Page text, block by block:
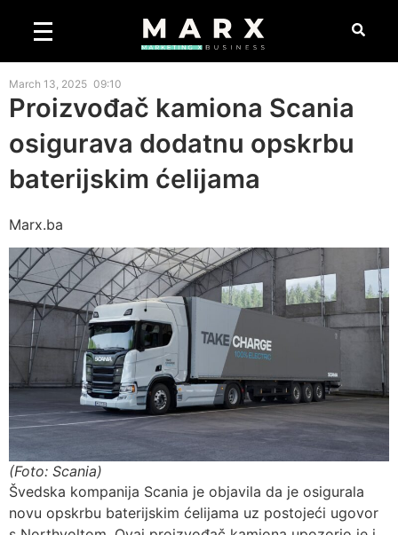
March 13, 2025 09:10
Proizvođač kamiona Scania
osigurava dodatnu opskrbu
baterijskim ćelijama
Marx.ba
(Foto: Scania)
Švedska kompanija Scania je objavila da je osigurala
novu opskrbu baterijskim ćelijama uz postojeći ugovor